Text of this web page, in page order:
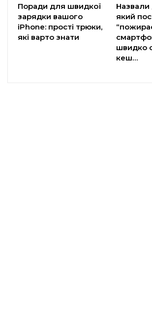
Поради для швидкої
зарядки вашого
iPhone: прості трюки,
які варто знати
Назвали
який
швидко
кеш…